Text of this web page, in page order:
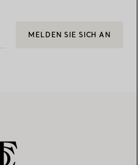
MELDEN SIE SICH AN